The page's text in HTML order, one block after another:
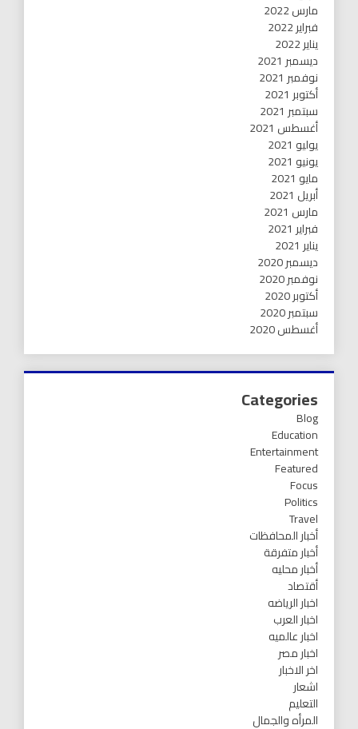
مارس 2022
فبراير 2022
يناير 2022
ديسمبر 2021
نوفمبر 2021
أكتوبر 2021
سبتمبر 2021
أغسطس 2021
يوليو 2021
يونيو 2021
مايو 2021
أبريل 2021
مارس 2021
فبراير 2021
يناير 2021
ديسمبر 2020
نوفمبر 2020
أكتوبر 2020
سبتمبر 2020
أغسطس 2020
Categories
Blog
Education
Entertainment
Featured
Focus
Politics
Travel
أخبار المحافظات
أخبار متفرقة
أخبار محليه
أقتصاد
اخبار الرياضه
اخبار العرب
اخبار عالميه
اخبار مصر
اخر الاخبار
اشعار
التعليم
المرأه والجمال